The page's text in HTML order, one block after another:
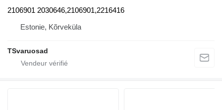
2106901 2030646,2106901,2216416
Estonie, Kõrveküla
TSvaruosad